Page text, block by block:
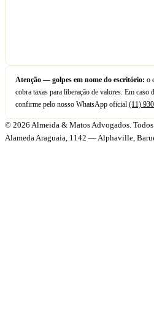
Atenção — golpes em nome do escritório: o
cobra taxas para liberação de valores. Em caso
confirme pelo nosso WhatsApp oficial (11)
© 2026 Almeida & Matos Advogados. Todos
Alameda Araguaia, 1142 — Alphaville,